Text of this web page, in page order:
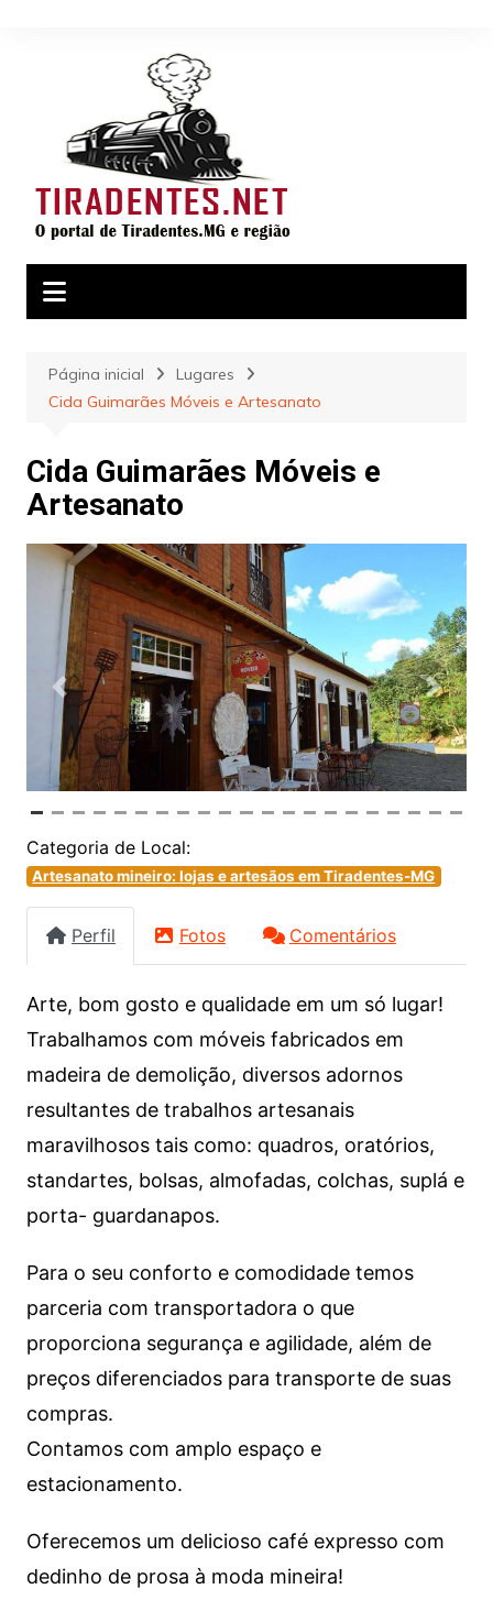
Página inicial
Lugares
Cida Guimarães Móveis e Artesanato
Cida Guimarães Móveis e
Artesanato
Anterior
Categoria de Local:
Artesanato mineiro: lojas e artesãos em Tiradentes-MG
Perfil Fotos Comentários
Arte, bom gosto e qualidade em um só lugar!
Trabalhamos com móveis fabricados em
madeira de demolição, diversos adornos
resultantes de trabalhos artesanais
maravilhosos tais como: quadros, oratórios,
standartes, bolsas, almofadas, colchas, suplá e
porta- guardanapos.
Para o seu conforto e comodidade temos
parceria com transportadora o que
proporciona segurança e agilidade, além de
preços diferenciados para transporte de suas
compras.
Contamos com amplo espaço e
estacionamento.
Oferecemos um delicioso café expresso com
dedinho de prosa à moda mineira!